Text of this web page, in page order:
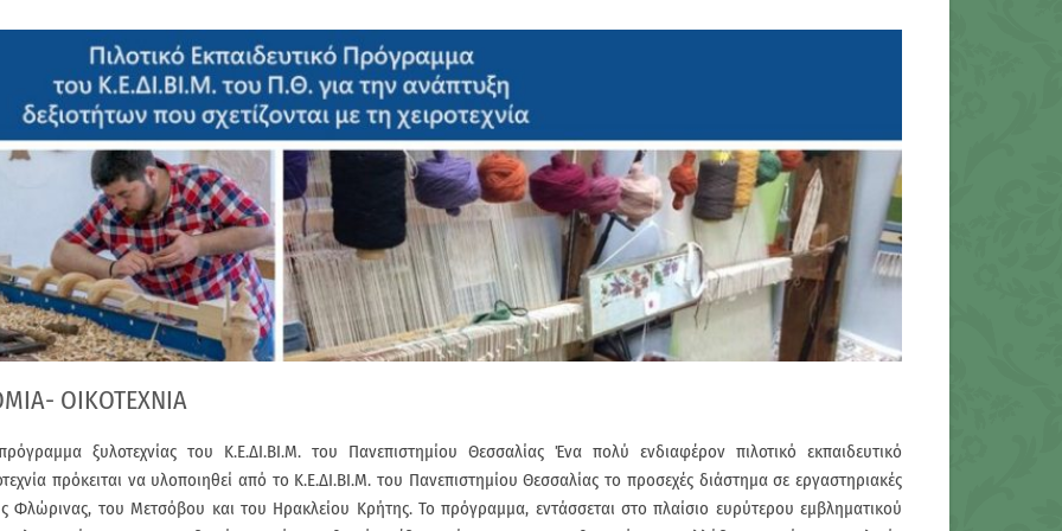
ΟΙΚΟΤΕΧΝΙΑ
ξυλοτεχνίας του Κ.Ε.ΔΙ.ΒΙ.Μ. του Πανεπιστημίου Θεσσαλίας Ένα πολύ ενδιαφέρον πιλοτικό εκπαιδευτικό
πρόκειται να υλοποιηθεί από το Κ.Ε.ΔΙ.ΒΙ.Μ. του Πανεπιστημίου Θεσσαλίας το προσεχές διάστημα σε εργαστηριακές
Φλώρινας, του Μετσόβου και του Ηρακλείου Κρήτης. Το πρόγραμμα, εντάσσεται στο πλαίσιο ευρύτερου εμβληματικού